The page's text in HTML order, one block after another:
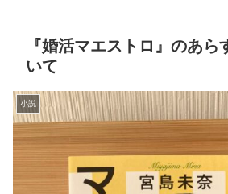
『婚活マエストロ』のあら
いて
小説